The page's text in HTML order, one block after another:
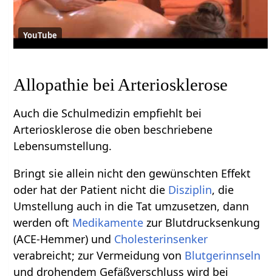
YouTube
Allopathie bei Arteriosklerose
Auch die Schulmedizin empfiehlt bei
Arteriosklerose die oben beschriebene
Lebensumstellung.
Bringt sie allein nicht den gewünschten Effekt
oder hat der Patient nicht die Disziplin, die
Umstellung auch in die Tat umzusetzen, dann
werden oft Medikamente zur Blutdrucksenkung
(ACE-Hemmer) und Cholesterinsenker
verabreicht; zur Vermeidung von Blutgerinnseln
und drohendem Gefäßverschluss wird bei